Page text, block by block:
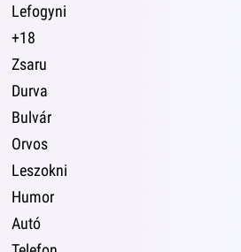
Lefogyni
+18
Zsaru
Durva
Bulvár
Orvos
Leszokni
Humor
Autó